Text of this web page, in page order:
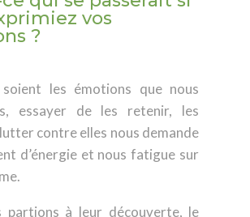
vos
?
soient les émotions que nous
essayer de les retenir, les
contre elles nous demande
d’énergie et nous fatigue sur
partions à leur découverte, le